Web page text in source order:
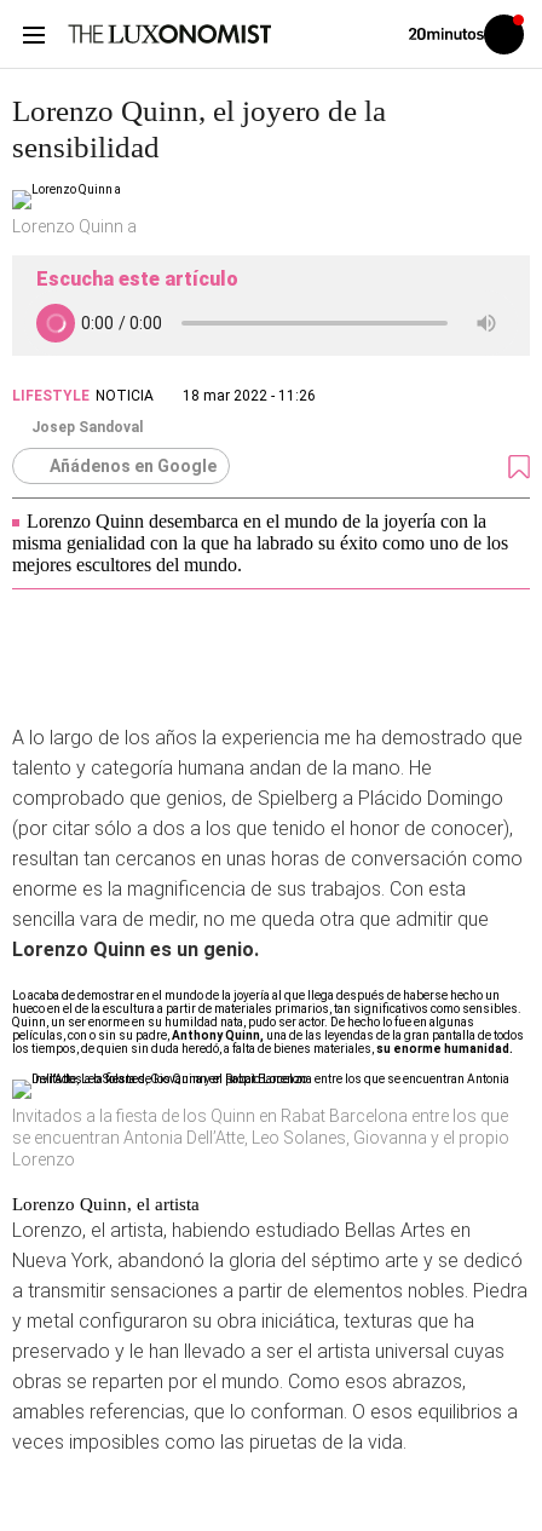
Volver
Iniciar
sesión
Lorenzo Quinn, el joyero de la
sensibilidad
Lorenzo Quinn a
Escucha este artículo
LIFESTYLE NOTICIA
18 mar 2022 - 11:26
Josep Sandoval
Añádenos en Google
Lorenzo Quinn desembarca en el mundo de la joyería con la
misma genialidad con la que ha labrado su éxito como uno de los
mejores escultores del mundo.
A lo largo de los años la experiencia me ha demostrado que
talento y categoría humana andan de la mano. He
comprobado que genios, de Spielberg a Plácido Domingo
(por citar sólo a dos a los que tenido el honor de conocer),
resultan tan cercanos en unas horas de conversación como
enorme es la magnificencia de sus trabajos. Con esta
sencilla vara de medir, no me queda otra que admitir que
Lorenzo Quinn es un genio.
Lo acaba de demostrar en el mundo de la joyería al que llega después de haberse hecho un
hueco en el de la escultura a partir de materiales primarios, tan significativos como sensibles.
Quinn, un ser enorme en su humildad nata, pudo ser actor. De hecho lo fue en algunas
películas, con o sin su padre, Anthony Quinn, una de las leyendas de la gran pantalla de todos
los tiempos, de quien sin duda heredó, a falta de bienes materiales, su enorme humanidad.
Invitados a la fiesta de los Quinn en Rabat Barcelona entre los que
se encuentran Antonia Dell’Atte, Leo Solanes, Giovanna y el propio
Lorenzo
Lorenzo Quinn, el artista
Lorenzo, el artista, habiendo estudiado Bellas Artes en
Nueva York, abandonó la gloria del séptimo arte y se dedicó
a transmitir sensaciones a partir de elementos nobles. Piedra
y metal configuraron su obra iniciática, texturas que ha
preservado y le han llevado a ser el artista universal cuyas
obras se reparten por el mundo. Como esos abrazos,
amables referencias, que lo conforman. O esos equilibrios a
veces imposibles como las piruetas de la vida.